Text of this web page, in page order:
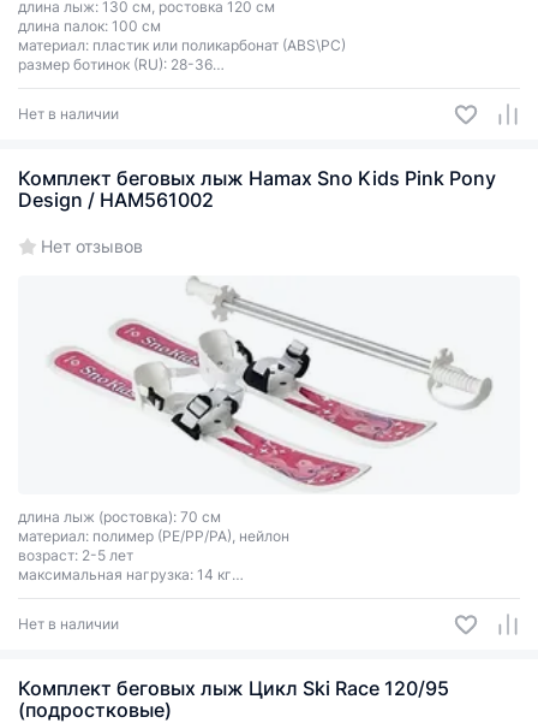
длина лыж: 130 см, ростовка 120 см
длина палок: 100 см
материал: пластик или поликарбонат (ABS\PC)
размер ботинок (RU): 28-36
тип креплений: универсальное Цикл
Нет в наличии
Комплект беговых лыж Hamax Sno Kids Pink Pony
Design / HAM561002
Нет отзывов
длина лыж (ростовка): 70 см
материал: полимер (PE/PP/PA), нейлон
возраст: 2-5 лет
максимальная нагрузка: 14 кг
тип креплений: универсальные, 2 ремня
Нет в наличии
Комплект беговых лыж Цикл Ski Race 120/95
(подростковые)